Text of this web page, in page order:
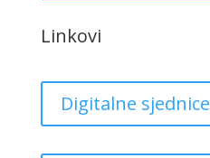
Linkovi
Digitalne sjednice